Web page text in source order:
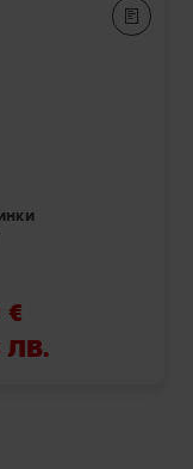
€
ЛВ.